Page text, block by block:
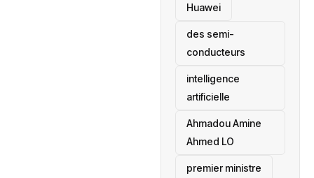
Huawei
des semi-
conducteurs
intelligence
artificielle
Ahmadou Amine
Ahmed LO
premier ministre